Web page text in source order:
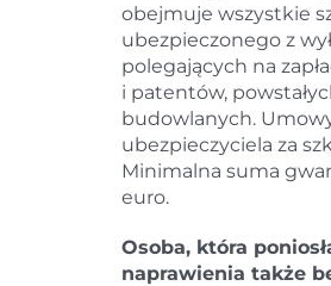
obejmuje wszystkie
ubezpieczonego z
polegających na
i patentów,
budowlanych.
ubezpieczyciela za
Minimalna suma
euro.
Osoba, która
naprawienia także